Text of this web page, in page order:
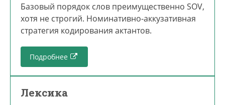
Базовый порядок слов преимущественно SOV,
хотя не строгий. Номинативно-аккузативная
стратегия кодирования актантов.
Подробнее
Лексика